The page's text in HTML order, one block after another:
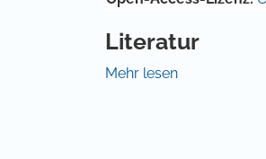
Literatur
Becker, Ruth/Linke,
Mehr lesen